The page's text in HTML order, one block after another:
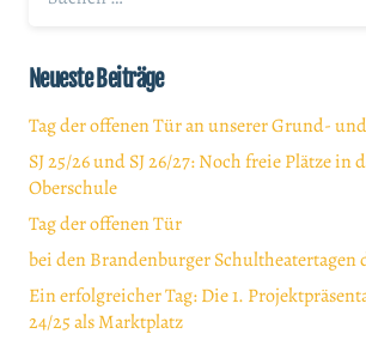
Neueste Beiträge
Tag der offenen Tür an unserer Grund-
SJ 25/26 und SJ 26/27: Noch freie Plätze
Oberschule
Tag der offenen Tür
bei den Brandenburger Schultheatertagen
Ein erfolgreicher Tag: Die 1.
24/25 als Marktplatz